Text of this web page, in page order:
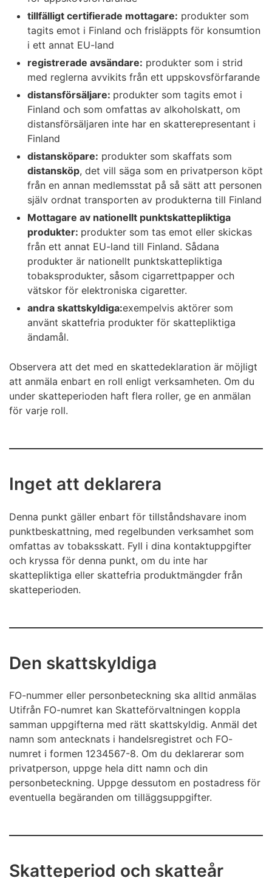
tillfälligt certifierade mottagare: produkter som
tagits emot i Finland och frisläppts för konsumtion
i ett annat EU-land
registrerade avsändare: produkter som i strid
med reglerna avvikits från ett uppskovsförfarande
distansförsäljare: produkter som tagits emot i
Finland och som omfattas av alkoholskatt, om
distansförsäljaren inte har en skatterepresentant i
Finland
distansköpare: produkter som skaffats som
distansköp, det vill säga som en privatperson köpt
från en annan medlemsstat på så sätt att personen
själv ordnat transporten av produkterna till Finland
Mottagare av nationellt punktskattepliktiga
produkter: produkter som tas emot eller skickas
från ett annat EU-land till Finland. Sådana
produkter är nationellt punktskattepliktiga
tobaksprodukter, såsom cigarrettpapper och
vätskor för elektroniska cigaretter.
andra skattskyldiga:exempelvis aktörer som
använt skattefria produkter för skattepliktiga
ändamål.
Observera att det med en skattedeklaration är möjligt
att anmäla enbart en roll enligt verksamheten. Om du
under skatteperioden haft flera roller, ge en anmälan
för varje roll.
Inget att deklarera
Denna punkt gäller enbart för tillståndshavare inom
punktbeskattning, med regelbunden verksamhet som
omfattas av tobaksskatt. Fyll i dina kontaktuppgifter
och kryssa för denna punkt, om du inte har
skattepliktiga eller skattefria produktmängder från
skatteperioden.
Den skattskyldiga
FO-nummer eller personbeteckning ska alltid anmälas
Utifrån FO-numret kan Skatteförvaltningen koppla
samman uppgifterna med rätt skattskyldig. Anmäl det
namn som antecknats i handelsregistret och FO-
numret i formen 1234567-8. Om du deklarerar som
privatperson, uppge hela ditt namn och din
personbeteckning. Uppge dessutom en postadress för
eventuella begäranden om tilläggsuppgifter.
Skatteperiod och skatteår